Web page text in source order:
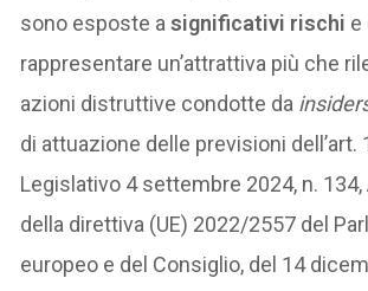
sono esposte asignificativi rischi e
rappresentare un’attrattiva più che
azioni distruttive condotte da
di attuazione delle previsioni dell’art.
Legislativo 4 settembre 2024, n.
della direttiva (UE) 2022/2557 del
europeo e del Consiglio, del 14